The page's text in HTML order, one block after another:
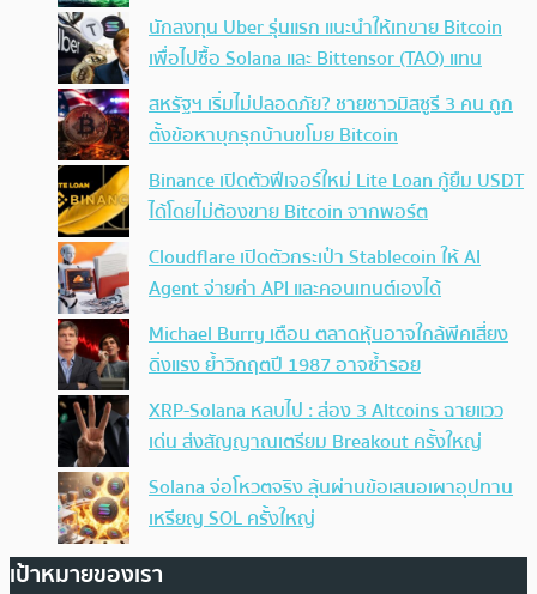
นักลงทุน Uber รุ่นแรก แนะนำให้เทขาย Bitcoin
เพื่อไปซื้อ Solana และ Bittensor (TAO) แทน
สหรัฐฯ เริ่มไม่ปลอดภัย? ชายชาวมิสซูรี 3 คน ถูก
ตั้งข้อหาบุกรุกบ้านขโมย Bitcoin
Binance เปิดตัวฟีเจอร์ใหม่ Lite Loan กู้ยืม USDT
ได้โดยไม่ต้องขาย Bitcoin จากพอร์ต
Cloudflare เปิดตัวกระเป๋า Stablecoin ให้ AI
Agent จ่ายค่า API และคอนเทนต์เองได้
Michael Burry เตือน ตลาดหุ้นอาจใกล้พีคเสี่ยง
ดิ่งแรง ย้ำวิกฤตปี 1987 อาจซ้ำรอย
XRP-Solana หลบไป : ส่อง 3 Altcoins ฉายแวว
เด่น ส่งสัญญาณเตรียม Breakout ครั้งใหญ่
Solana จ่อโหวตจริง ลุ้นผ่านข้อเสนอเผาอุปทาน
เหรียญ SOL ครั้งใหญ่
เป้าหมายของเรา